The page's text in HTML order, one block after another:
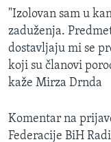
"Izolovan sam u
zaduženja.
dostavljaju mi se
koji su članovi
kaže Mirza Drnda
Komentar na
Federacije BiH